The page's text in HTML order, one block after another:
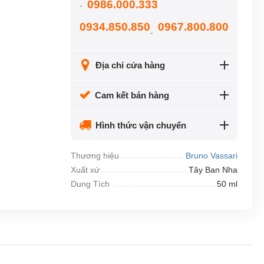
- 0986.000.333
0934.850.850- 0967.800.800
Địa chỉ cửa hàng
Cam kết bán hàng
Hình thức vận chuyển
Thương hiệu
Bruno Vassari
Xuất xứ
Tây Ban Nha
Dung Tích
50 ml